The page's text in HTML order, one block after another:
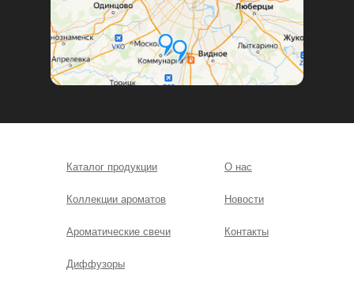
Каталог продукции
Коллекции ароматов
Ароматические свечи
Диффузоры
О нас
Новости
Контакты